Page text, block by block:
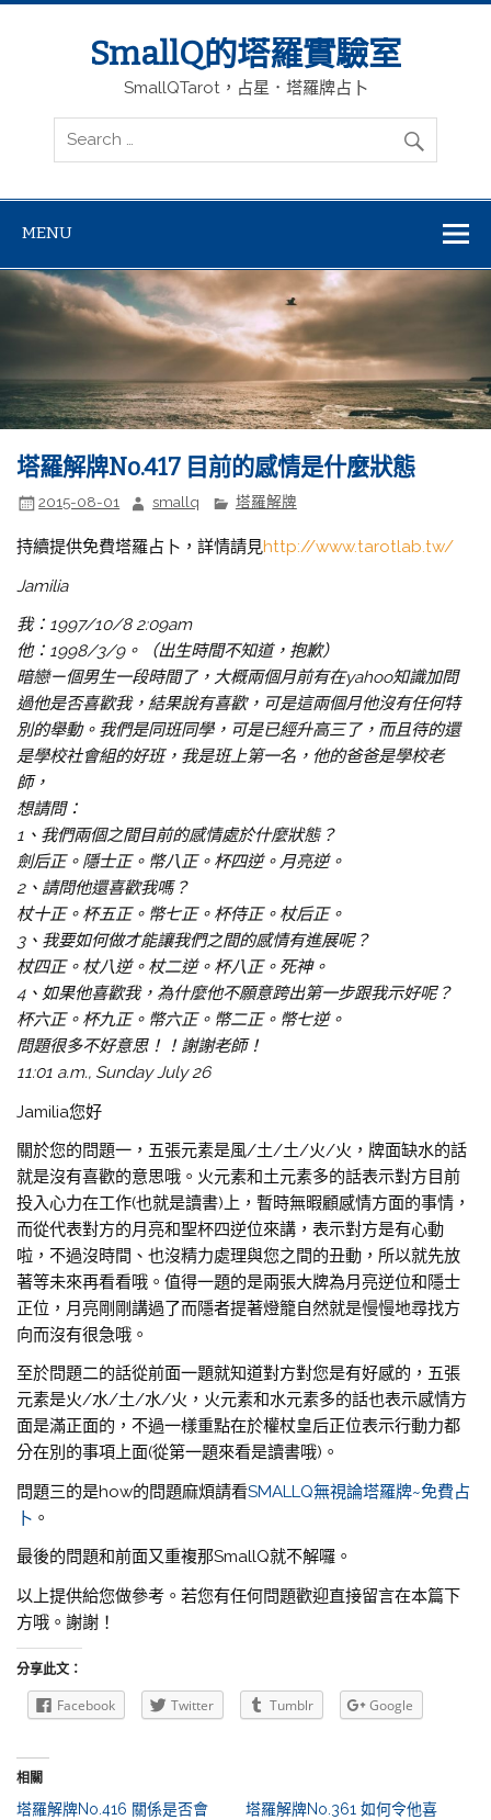
SmallQ的塔羅實驗室
SmallQTarot，占星．塔羅牌占卜
MENU
塔羅解牌No.417 目前的感情是什麼狀態
2015-08-01 smallq 塔羅解牌
持續提供免費塔羅占卜，詳情請見http://www.tarotlab.tw/
Jamilia
我：1997/10/8 2:09am
他：1998/3/9。（出生時間不知道，抱歉）
暗戀ㄧ個男生一段時間了，大概兩個月前有在yahoo知識加問
過他是否喜歡我，結果說有喜歡，可是這兩個月他沒有任何特
別的舉動。我們是同班同學，可是已經升高三了，而且待的還
是學校社會組的好班，我是班上第一名，他的爸爸是學校老
師，
想請問：
1、我們兩個之間目前的感情處於什麼狀態？
劍后正。隱士正。幣八正。杯四逆。月亮逆。
2、請問他還喜歡我嗎？
杖十正。杯五正。幣七正。杯侍正。杖后正。
3、我要如何做才能讓我們之間的感情有進展呢？
杖四正。杖八逆。杖二逆。杯八正。死神。
4、如果他喜歡我，為什麼他不願意跨出第一步跟我示好呢？
杯六正。杯九正。幣六正。幣二正。幣七逆。
問題很多不好意思！！謝謝老師！
11:01 a.m., Sunday July 26
Jamilia您好
關於您的問題一，五張元素是風/土/土/火/火，牌面缺水的話
就是沒有喜歡的意思哦。火元素和土元素多的話表示對方目前
投入心力在工作(也就是讀書)上，暫時無暇顧感情方面的事情，
而從代表對方的月亮和聖杯四逆位來講，表示對方是有心動
啦，不過沒時間、也沒精力處理與您之間的丑動，所以就先放
著等未來再看看哦。值得一題的是兩張大牌為月亮逆位和隱士
正位，月亮剛剛講過了而隱者提著燈籠自然就是慢慢地尋找方
向而沒有很急哦。
至於問題二的話從前面一題就知道對方對您是有好感的，五張
元素是火/水/土/水/火，火元素和水元素多的話也表示感情方
面是滿正面的，不過一樣重點在於權杖皇后正位表示行動力都
分在別的事項上面(從第一題來看是讀書哦)。
問題三的是how的問題麻煩請看SMALLQ無視論塔羅牌~免費占
卜 。
最後的問題和前面又重複那SmallQ就不解囉。
以上提供給您做參考。若您有任何問題歡迎直接留言在本篇下
方哦。謝謝！
分享此文：
Facebook Twitter Tumblr Google
相關
塔羅解牌No.416 關係是否會
塔羅解牌No.361 如何令他喜